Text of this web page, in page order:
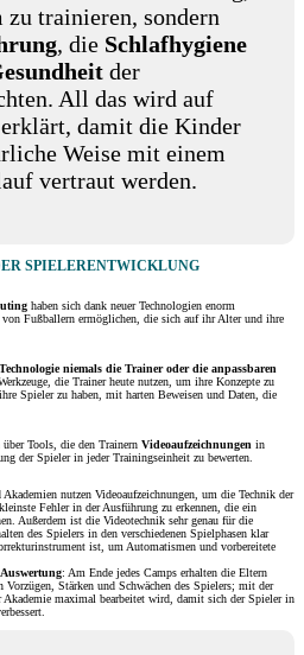
trainieren, sondern
, die Schlafhygiene
der
All das wird auf
damit die Kinder
Weise mit einem
vertraut werden.
SPIELERENTWICKLUNG
haben sich dank neuer Technologien enorm
Fußballern ermöglichen, die sich auf ihr Alter und ihre
niemals die Trainer oder die anpassbaren
die Trainer heute nutzen, um ihre Konzepte zu
Spieler zu haben, mit harten Beweisen und Daten, die
Tools, die den Trainern Videoaufzeichnungen in
der Spieler in jeder Trainingseinheit zu bewerten.
Akademien nutzen Videoaufzeichnungen, um die Technik der
Fehler in der Ausführung zu erkennen, die ein
Außerdem ist die Videotechnik sehr genau für die
des Spielers in den verschiedenen Spielphasen klar
ist, um Automatismen und vorbereitete
: Am Ende jedes Camps erhalten die Eltern
Stärken und Schwächen des Spielers; mit der
Akademie maximal bearbeitet wird, damit sich der Spieler in